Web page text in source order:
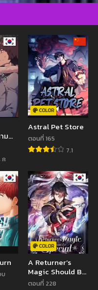
ม
COLOR
Astral Pet Store
ตอนที่ 165
7.1
COLOR
A Returner’s
Magic Should Be
Special
ตอนที่ 228